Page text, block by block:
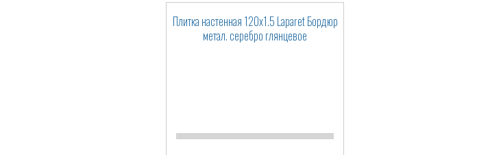
Плитка настенная 120x1.5 Laparet Бордюр
метал. серебро глянцевое